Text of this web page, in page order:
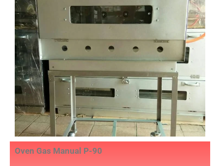
Oven Gas Manual P-90